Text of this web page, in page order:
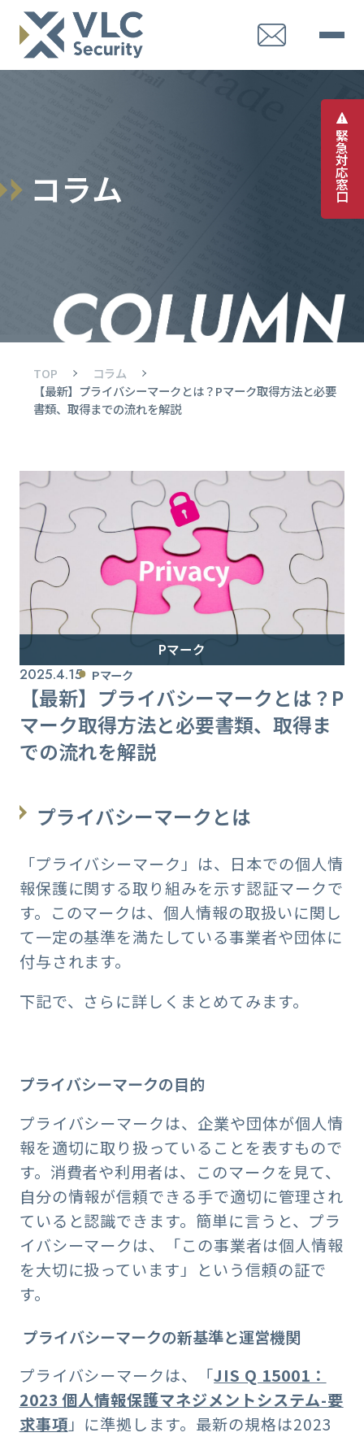
緊
急
対
応
窓
口
コラム
TOP
コラム
【最新】プライバシーマークとは？Pマーク取得方法と必要
書類、取得までの流れを解説
Pマーク
2025.4.15 Pマーク
【最新】プライバシーマークとは？P
マーク取得方法と必要書類、取得ま
での流れを解説
プライバシーマークとは
「プライバシーマーク」は、日本での個人情
報保護に関する取り組みを示す認証マークで
す。このマークは、個人情報の取扱いに関し
て一定の基準を満たしている事業者や団体に
付与されます。
下記で、さらに詳しくまとめてみます。
プライバシーマークの目的
プライバシーマークは、企業や団体が個人情
報を適切に取り扱っていることを表すもので
す。消費者や利用者は、このマークを見て、
自分の情報が信頼できる手で適切に管理され
ていると認識できます。簡単に言うと、プラ
イバシーマークは、「この事業者は個人情報
を大切に扱っています」という信頼の証で
す。
プライバシーマークの新基準と運営機関
プライバシーマークは、「JIS Q 15001：
2023 個人情報保護マネジメントシステム-要
求事項」に準拠します。最新の規格は2023